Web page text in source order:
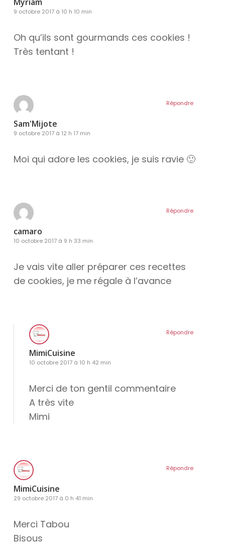
9 octobre 2017 à 10 h 10 min
Oh qu’ils sont gourmands ces cookies !
Très tentant !
Sam'Mijote
9 octobre 2017 à 12 h 17 min
Moi qui adore les cookies, je suis ravie 🙂
Répondre
camaro
10 octobre 2017 à 9 h 33 min
Je vais vite aller préparer ces recettes
de cookies, je me régale à l’avance
Répondre
MimiCuisine
10 octobre 2017 à 10 h 42 min
Merci de ton gentil commentaire
A très vite
Mimi
Répondre
MimiCuisine
29 octobre 2017 à 0 h 41 min
Merci Tabou
Bisous
Répondre